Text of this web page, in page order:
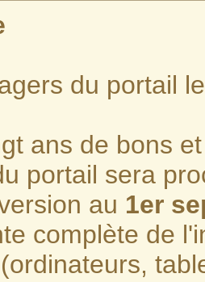
du portail
ans de bons
portail sera
au 1er
complète de